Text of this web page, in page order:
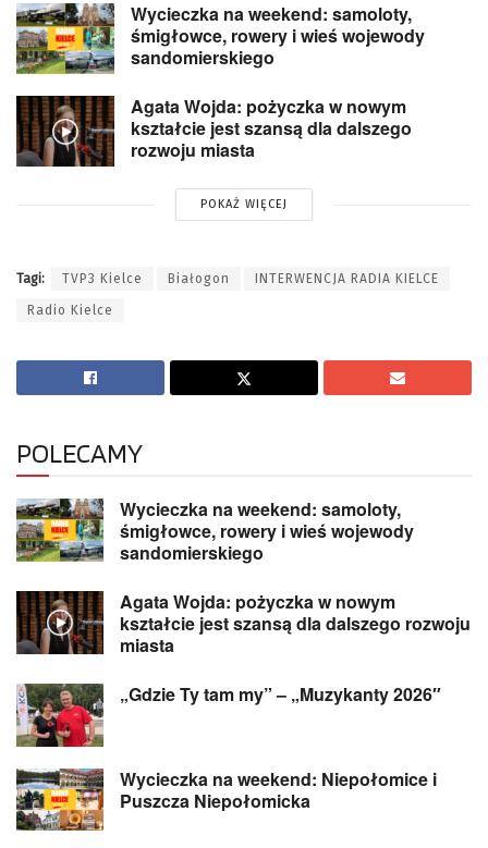
Wycieczka na weekend: samoloty,
śmigłowce, rowery i wieś wojewody
sandomierskiego
Agata Wojda: pożyczka w nowym
kształcie jest szansą dla dalszego
rozwoju miasta
POKAŻ WIĘCEJ
Tagi: TVP3 Kielce Białogon INTERWENCJA RADIA KIELCE
Radio Kielce
POLECAMY
Wycieczka na weekend: samoloty,
śmigłowce, rowery i wieś wojewody
sandomierskiego
Agata Wojda: pożyczka w nowym
kształcie jest szansą dla dalszego rozwoju
miasta
„Gdzie Ty tam my” – „Muzykanty 2026″
Wycieczka na weekend: Niepołomice i
Puszcza Niepołomicka